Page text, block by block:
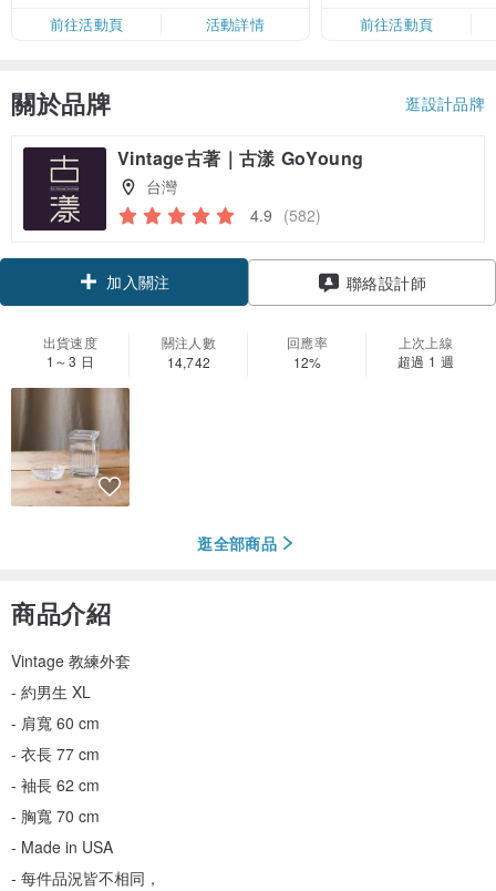
限，額滿即止，僅限「常用信用
卡」結帳）
前往活動頁 活動詳情
前往活動頁
關於品牌 逛設計品牌
Vintage古著｜古漾 GoYoung
台灣
4.9 (582)
加入關注 聯絡設計師
出貨速度
1～3 日
關注人數
14,742
回應率
12%
上次上線
超過 1 週
逛全部商品
商品介紹
Vintage 教練外套
- 約男生 XL
- 肩寬 60 cm
- 衣長 77 cm
- 袖長 62 cm
- 胸寬 70 cm
- Made in USA
- 每件品況皆不相同，